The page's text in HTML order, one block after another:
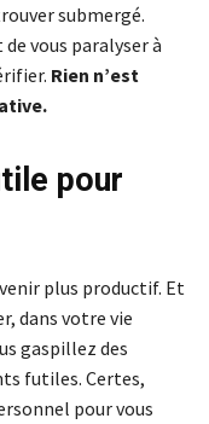
submergé.
vous paralyser à
Rien n’est
pour
plus productif. Et
dans votre vie
gaspillez des
futiles. Certes,
pour vous